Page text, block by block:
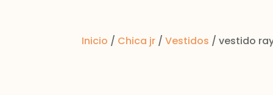
Inicio / Chica jr /Vestidos / vestido